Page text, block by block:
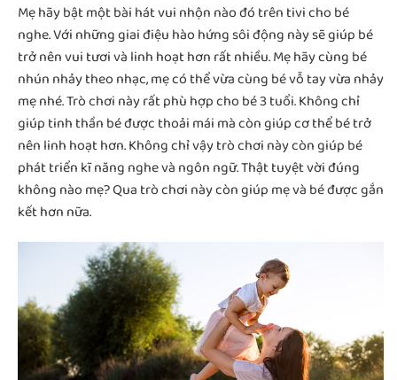
Mẹ hãy bật một bài hát vui nhộn nào đó trên tivi cho bé
nghe. Với những giai điệu hào hứng sôi động này sẽ giúp bé
trở nên vui tươi và linh hoạt hơn rất nhiều. Mẹ hãy cùng bé
nhún nhảy theo nhạc, mẹ có thể vừa cùng bé vỗ tay vừa nhảy
mẹ nhé. Trò chơi này rất phù hợp cho bé 3 tuổi. Không chỉ
giúp tinh thần bé được thoải mái mà còn giúp cơ thể bé trở
nên linh hoạt hơn. Không chỉ vậy trò chơi này còn giúp bé
phát triển kĩ năng nghe và ngôn ngữ. Thật tuyệt vời đúng
không nào mẹ? Qua trò chơi này còn giúp mẹ và bé được gắn
kết hơn nữa.